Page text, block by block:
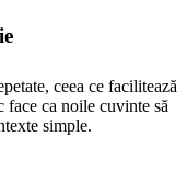
ceea ce facilitează
ca noile cuvinte să
simple.